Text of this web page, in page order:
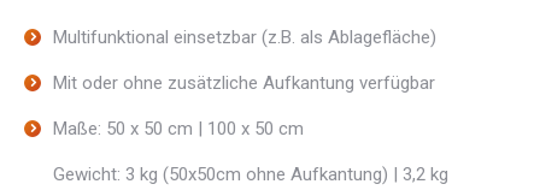
Multifunktional einsetzbar (z.B. als Ablagefläche)
Mit oder ohne zusätzliche Aufkantung verfügbar
Maße: 50 x 50 cm | 100 x 50 cm
Gewicht: 3 kg (50x50cm ohne Aufkantung) | 3,2 kg